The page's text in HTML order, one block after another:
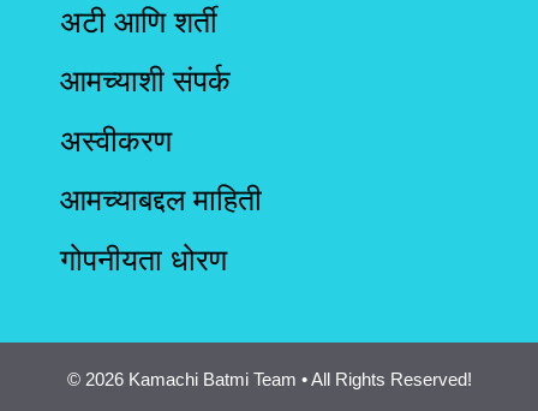
अटी आणि शर्ती
आमच्याशी संपर्क
अस्वीकरण
आमच्याबद्दल माहिती
गोपनीयता धोरण
© 2026 Kamachi Batmi Team • All Rights Reserved!